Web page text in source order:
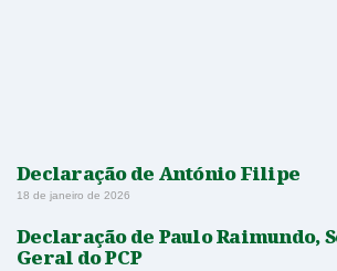
Declaração de António Filipe
18 de janeiro de 2026
Declaração de Paulo Raimundo,
Geral do PCP